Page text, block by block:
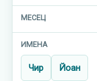
Чир Йоан